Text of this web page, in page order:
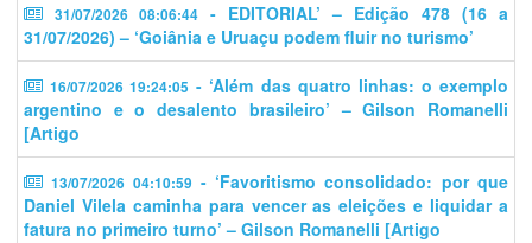
31/07/2026 08:06:44 - EDITORIAL’ – Edição 478 (16 a
31/07/2026) – ‘Goiânia e Uruaçu podem fluir no turismo’
16/07/2026 19:24:05 - ‘Além das quatro linhas: o exemplo
argentino e o desalento brasileiro’ – Gilson Romanelli
[Artigo
13/07/2026 04:10:59 - ‘​​Favoritismo consolidado: por que
Daniel Vilela caminha para vencer as eleições e liquidar a
fatura no primeiro turno’ – Gilson Romanelli [Artigo